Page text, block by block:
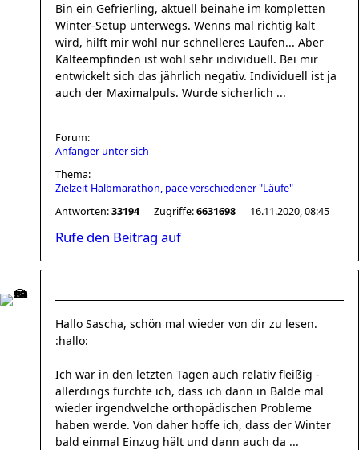
Bin ein Gefrierling, aktuell beinahe im kompletten
Winter-Setup unterwegs. Wenns mal richtig kalt
wird, hilft mir wohl nur schnelleres Laufen... Aber
Kälteempfinden ist wohl sehr individuell. Bei mir
entwickelt sich das jährlich negativ. Individuell ist ja
auch der Maximalpuls. Wurde sicherlich ...
Forum:
Anfänger unter sich
Thema:
Zielzeit Halbmarathon, pace verschiedener "Läufe"
Antworten:33194 Zugriffe:6631698 16.11.2020, 08:45
Rufe den Beitrag auf
Hallo Sascha, schön mal wieder von dir zu lesen.
:hallo:
Ich war in den letzten Tagen auch relativ fleißig -
allerdings fürchte ich, dass ich dann in Bälde mal
wieder irgendwelche orthopädischen Probleme
haben werde. Von daher hoffe ich, dass der Winter
bald einmal Einzug hält und dann auch da ...